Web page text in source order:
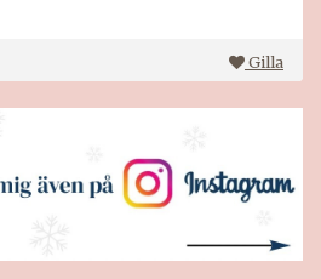
Gilla